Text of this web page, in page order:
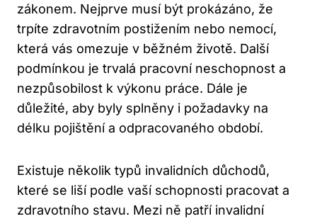
zákonem. Nejprve musí být prokázáno, že
trpíte zdravotním postižením nebo nemocí,
která vás omezuje v běžném životě. Další
podmínkou je trvalá pracovní neschopnost a
nezpůsobilost k výkonu práce. Dále je
důležité, aby byly splněny i požadavky na
délku pojištění a odpracovaného období.
Existuje několik typů invalidních důchodů,
které se liší podle vaší schopnosti pracovat a
zdravotního stavu. Mezi ně patří invalidní